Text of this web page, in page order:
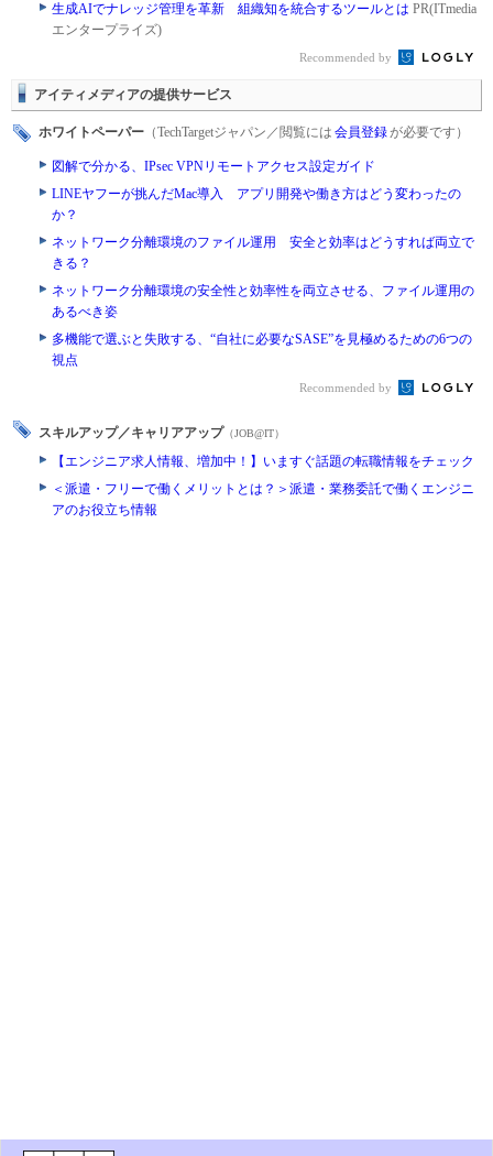
生成AIでナレッジ管理を革新 組織知を統合するツールとは PR(ITmedia
エンタープライズ)
Recommended by
アイティメディアの提供サービス
ホワイトペーパー （TechTargetジャパン／閲覧には 会員登録が必要です）
図解で分かる、IPsec VPNリモートアクセス設定ガイド
LINEヤフーが挑んだMac導入 アプリ開発や働き方はどう変わったの
か？
ネットワーク分離環境のファイル運用 安全と効率はどうすれば両立で
きる？
ネットワーク分離環境の安全性と効率性を両立させる、ファイル運用の
あるべき姿
多機能で選ぶと失敗する、“自社に必要なSASE”を見極めるための6つの
視点
Recommended by
スキルアップ／キャリアアップ （JOB@IT）
【エンジニア求人情報、増加中！】いますぐ話題の転職情報をチェック
＜派遣・フリーで働くメリットとは？＞派遣・業務委託で働くエンジニ
アのお役立ち情報